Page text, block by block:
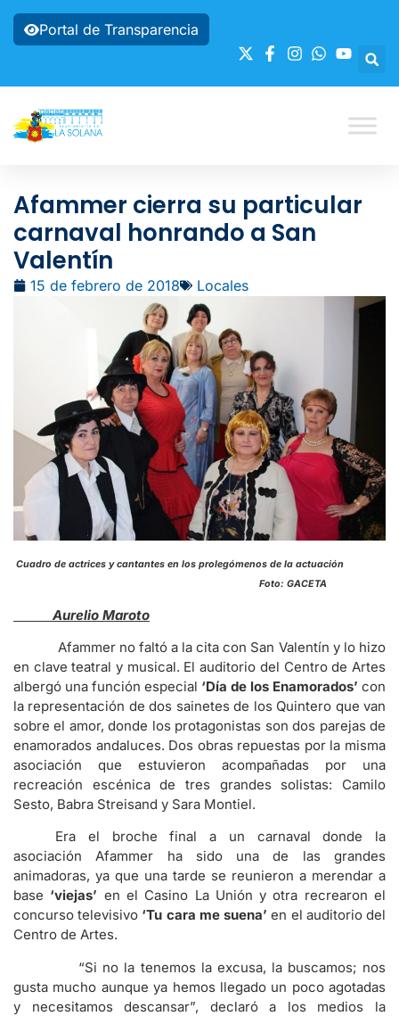
Portal de Transparencia
Afammer cierra su particular
carnaval honrando a San
Valentín
15 de febrero de 2018 Locales
Cuadro de actrices y cantantes en los prolegómenos de la actuación
Foto: GACETA
Aurelio Maroto
Afammer no faltó a la cita con San Valentín y lo hizo
en clave teatral y musical. El auditorio del Centro de Artes
albergó una función especial ‘Día de los Enamorados’ con
la representación de dos sainetes de los Quintero que van
sobre el amor, donde los protagonistas son dos parejas de
enamorados andaluces. Dos obras repuestas por la misma
asociación que estuvieron acompañadas por una
recreación escénica de tres grandes solistas: Camilo
Sesto, Babra Streisand y Sara Montiel.
Era el broche final a un carnaval donde la
asociación Afammer ha sido una de las grandes
animadoras, ya que una tarde se reunieron a merendar a
base ‘viejas’ en el Casino La Unión y otra recrearon el
concurso televisivo ‘Tu cara me suena’ en el auditorio del
Centro de Artes.
“Si no la tenemos la excusa, la buscamos; nos
gusta mucho aunque ya hemos llegado un poco agotadas
y necesitamos descansar”, declaró a los medios la